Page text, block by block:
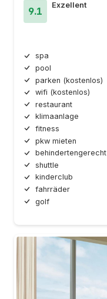
9.1
Exzellent
spa
pool
parken (kostenlos)
wifi (kostenlos)
restaurant
klimaanlage
fitness
pkw mieten
behindertengerecht
shuttle
kinderclub
fahrräder
golf